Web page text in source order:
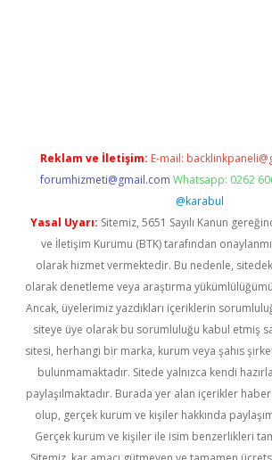
Reklam ve İletişim: E-mail:
forumhizmeti@gmail.com Whatsapp: 0262
@karabul
Yasal Uyarı: Sitemiz, 5651 Sayılı Kanun
ve İletişim Kurumu (BTK) tarafından
olarak hizmet vermektedir. Bu nedenle,
olarak denetleme veya araştırma
Ancak, üyelerimiz yazdıkları içeriklerin
siteye üye olarak bu sorumluluğu kabul etmiş
sitesi, herhangi bir marka, kurum veya şahıs
bulunmamaktadır. Sitede yalnızca kendi
paylaşılmaktadır. Burada yer alan içerikler
olup, gerçek kurum ve kişiler hakkında
Gerçek kurum ve kişiler ile isim benzerlikleri